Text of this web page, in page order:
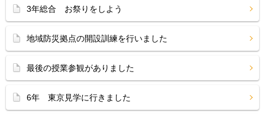
3年総合 お祭りをしよう
地域防災拠点の開設訓練を行いました
最後の授業参観がありました
6年 東京見学に行きました